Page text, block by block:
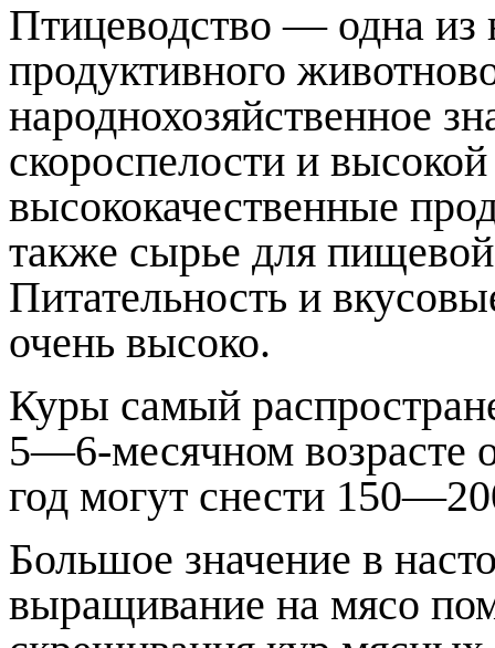
Птицеводство — одна из
продуктивного
народнохозяйственное
скороспелости и
высококачественные
также сырье для
Питательность и
очень высоко.
Куры самый
5—6-месячном возрасте
год могут снести
Большое значение в
выращивание на мясо